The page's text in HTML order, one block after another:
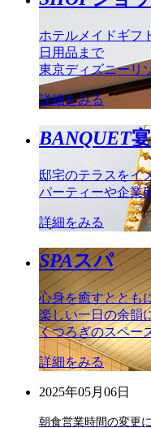
ホテルメイドギフ
日用品まで
東京ディズニーリ
詳細をみる
BANQUET
邸宅のテラスをイ
パーティーや企業
詳細をみる
SPAスパ
心身を癒すととも
楽しい一日の余韻
くつろぎのスペー
詳細をみる
2025年05月06日
朝食営業時間の変更